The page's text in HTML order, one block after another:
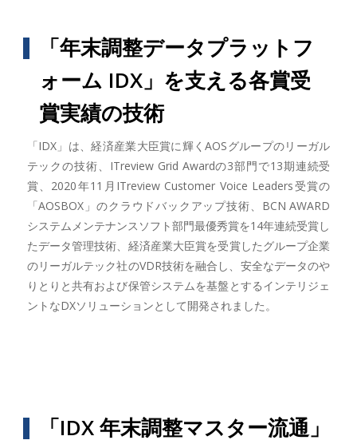
「年末調整データプラットフ
ォーム IDX」を支える各賞受
賞実績の技術
「IDX」は、経済産業大臣賞に輝くAOSグループのリーガル
テックの技術、ITreview Grid Awardの3部門で13期連続受
賞、2020年11月ITreview Customer Voice Leaders受賞の
「AOSBOX」のクラウドバックアップ技術、BCN AWARD
システムメンテナンスソフト部門最優秀賞を14年連続受賞し
たデータ管理技術、経済産業大臣賞を受賞したグループ企業
のリーガルテック社のVDR技術を融合し、安全なデータのや
りとりと共有および保管システムを基盤とするインテリジェ
ントなDXソリューションとして開発されました。
「IDX 年末調整マスター流通」